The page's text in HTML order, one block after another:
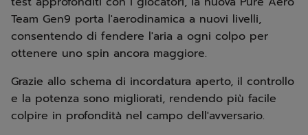
Team Gen9 porta l'aerodinamica a nuovi livelli,
consentendo di fendere l'aria a ogni colpo per
ottenere uno spin ancora maggiore.
Grazie allo schema di incordatura aperto, il controllo
e la potenza sono migliorati, rendendo più facile
colpire in profondità nel campo dell'avversario.